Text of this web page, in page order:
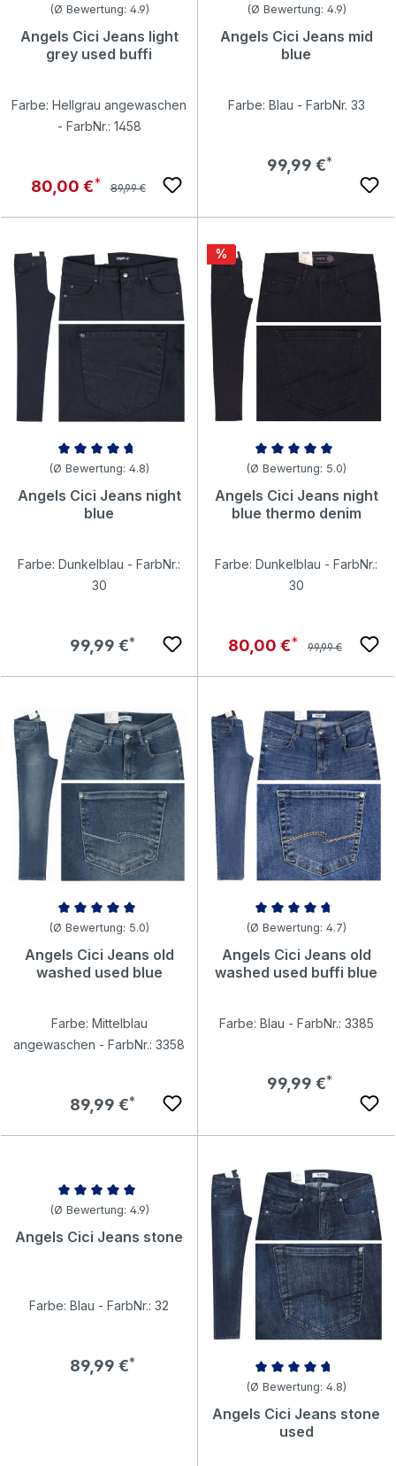
Durchschnittliche Bewertung von 4.94 von 5 Sternen
(Ø Bewertung: 4.9)
Angels Cici Jeans light
grey used buffi
Farbe: Hellgrau angewaschen
- FarbNr.: 1458
Verkaufspreis:
80,00 € Regulärer Preis:
89,99 €
Durchschnittliche Bewertung
(Ø Bewertung: 4.9)
Angels Cici Jeans mid
blue
Farbe: Blau - FarbNr. 33
Regulärer Preis:
99,99 €
Durchschnittliche Bewertung von 4.78 von 5 Sternen
(Ø Bewertung: 4.8)
Angels Cici Jeans night
blue
Farbe: Dunkelblau - FarbNr.:
30
Regulärer Preis:
99,99 €
Rabatt
%
Durchschnittliche Bewertung
(Ø Bewertung: 5.0)
Angels Cici Jeans night
blue thermo denim
Farbe: Dunkelblau - FarbNr.:
30
Verkaufspreis:
80,00 € Regulärer Preis:
99,99 €
Durchschnittliche Bewertung von 5 von 5 Sternen
(Ø Bewertung: 5.0)
Angels Cici Jeans old
washed used blue
Farbe: Mittelblau
angewaschen - FarbNr.: 3358
Regulärer Preis:
89,99 €
Durchschnittliche Bewertung
(Ø Bewertung: 4.7)
Angels Cici Jeans old
washed used buffi blue
Farbe: Blau - FarbNr.: 3385
Regulärer Preis:
99,99 €
Durchschnittliche Bewertung von 4.88 von 5 Sternen
Durchschnittliche Bewertung
(Ø Bewertung: 4.8)
Angels Cici Jeans stone
used